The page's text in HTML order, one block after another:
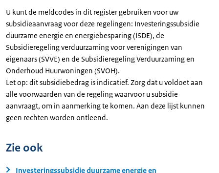
U kunt de meldcodes in dit register gebruiken voor uw
subsidieaanvraag voor deze regelingen: Investeringssubsidie
duurzame energie en energiebesparing (ISDE), de
Subsidieregeling verduurzaming voor verenigingen van
eigenaars (SVVE) en de Subsidieregeling Verduurzaming en
Onderhoud Huurwoningen (SVOH).
Let op: dit subsidiebedrag is indicatief. Zorg dat u voldoet aan
alle voorwaarden van de regeling waarvoor u subsidie
aanvraagt, om in aanmerking te komen. Aan deze lijst kunnen
geen rechten worden ontleend.
Zie ook
Investeringssubsidie duurzame energie en